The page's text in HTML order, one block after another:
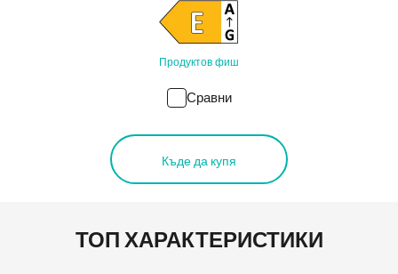
Продуктов фиш
Сравни
Къде да купя
ТОП ХАРАКТЕРИСТИКИ